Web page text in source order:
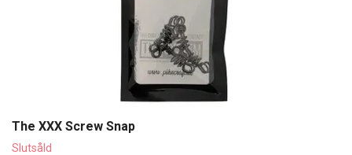
The XXX Screw Snap
Slutsåld